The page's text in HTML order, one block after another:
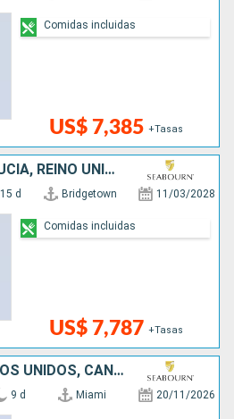
US$ 7,385 +Tasas
Comidas incluidas
BARBADOS, SANTA LUCIA, REINO UNIDO, ESTADOS UNIDOS, SAN MARTÍN, ANTIGUA Y BARBUDA, SAN VINCENT Y LAS GRANADINAS, GRENADA
15 d Bridgetown 11/03/2028
US$ 7,787 +Tasas
Comidas incluidas
PUERTO RICO, ESTADOS UNIDOS, CANADÁ, SAN VINCENT Y LAS GRANADINAS, BARBADOS
9 d Miami 20/11/2026